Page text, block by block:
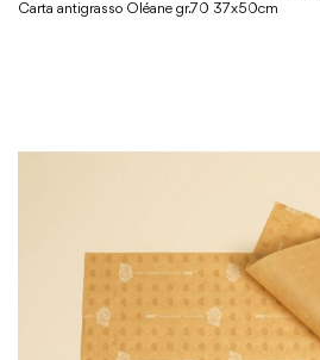
Carta antigrasso Oléane gr.70 37x50cm
della